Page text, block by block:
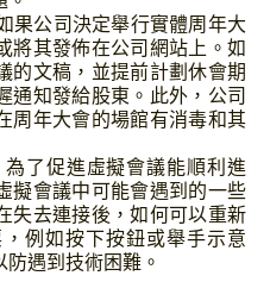
公司決定舉行實體周年大
將其發佈在公司網站上。如
的文稿，並提前計劃休會期
通知發給股東。此外，公司
周年大會的場館有消毒和其
了促進虛擬會議能順利進
擬會議中可能會遇到的一些
失去連接後，如何可以重新
例如按下按鈕或舉手示意
遇到技術困難。